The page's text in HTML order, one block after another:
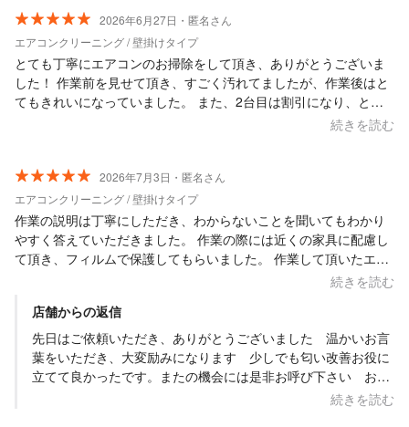
2026年6月27日・匿名さん
エアコンクリーニング / 壁掛けタイプ
とても丁寧にエアコンのお掃除をして頂き、ありがとうございま
した！ 作業前を見せて頂き、すごく汚れてましたが、作業後はと
てもきれいになっていました。 また、2台目は割引になり、とて
もリーズナブルだと思いました。 笑顔で、とても誠実な方でし
続きを読む
2026年7月3日・匿名さん
エアコンクリーニング / 壁掛けタイプ
作業の説明は丁寧にしただき、わからないことを聞いてもわかり
やすく答えていただきました。 作業の際には近くの家具に配慮し
て頂き、フィルムで保護してもらいました。 作業して頂いたエア
コンも臭いも気にもならなくなり、とても快適になりました。 ま
続きを読む
店舗からの返信
先日はご依頼いただき、ありがとうございました 温かいお言
葉をいただき、大変励みになります 少しでも匂い改善お役に
立てて良かったです。またの機会には是非お呼び下さい お待
続きを読む